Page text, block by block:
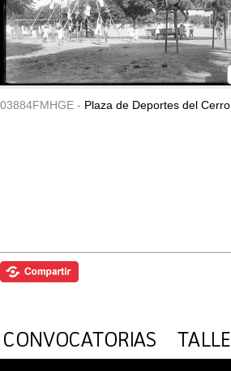
03884FMHGE - Plaza de Deportes del Cerro.